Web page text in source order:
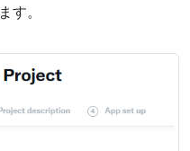
す。